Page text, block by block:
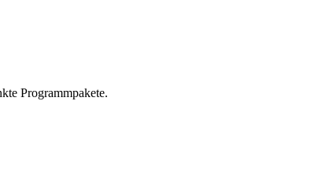
Programmpakete.